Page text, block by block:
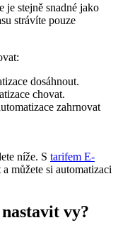
je stejně snadné jako
strávíte pouze
dosáhnout.
chovat.
zahrnovat
níže. S tarifem E-
můžete si automatizaci
vy?